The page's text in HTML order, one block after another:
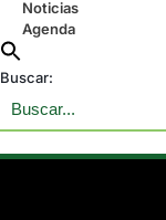
Noticias
Agenda
Buscar: